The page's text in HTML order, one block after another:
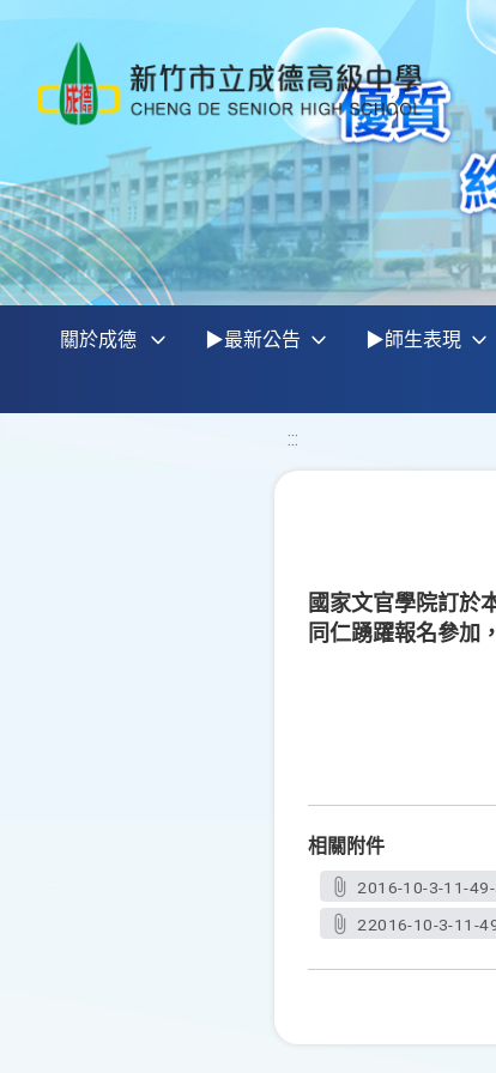
關於成德 ▶最新公告 ▶師生表現
:::
國家文官學院訂於
同仁踴躍報名參加
相關附件
2016-10-3-11-
22016-10-3-11-